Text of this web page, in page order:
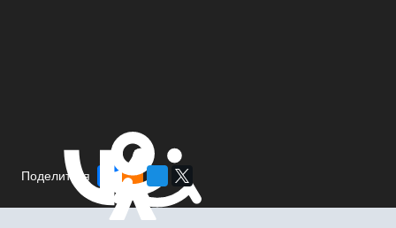
Поделиться